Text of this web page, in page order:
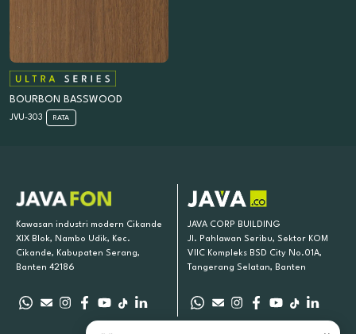
BOURBON BASSWOOD
JVU-303 RATA
Kawasan industri modern Cikande
XIX Blok, Nambo Udik, Kec.
Cikande, Kabupaten Serang,
Banten 42186
JAVA CORP BUILDING
Jl. Pahlawan Seribu, Sektor KOM
VIIC Kompleks BSD City No.01A,
Tangerang Selatan, Banten